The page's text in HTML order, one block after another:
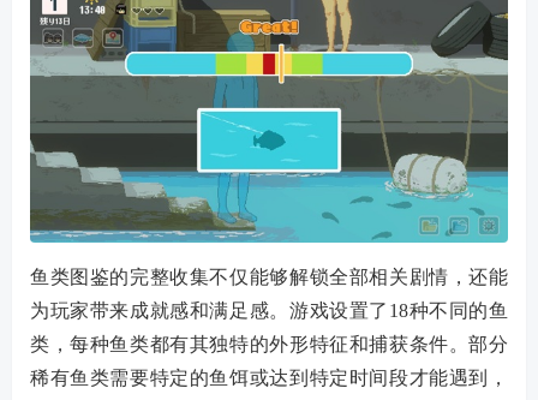
鱼类图鉴的完整收集不仅能够解锁全部相关剧情，还能
为玩家带来成就感和满足感。游戏设置了18种不同的鱼
类，每种鱼类都有其独特的外形特征和捕获条件。部分
稀有鱼类需要特定的鱼饵或达到特定时间段才能遇到，